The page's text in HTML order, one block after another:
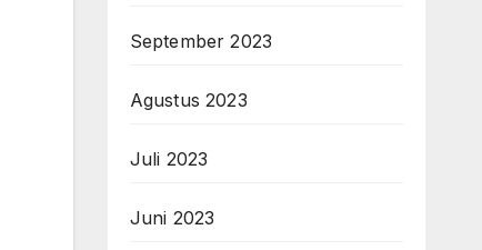
September 2023
Agustus 2023
Juli 2023
Juni 2023